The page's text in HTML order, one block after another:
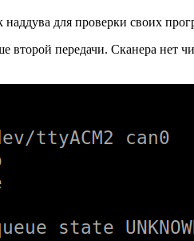
для проверки своих
передачи. Сканера нет